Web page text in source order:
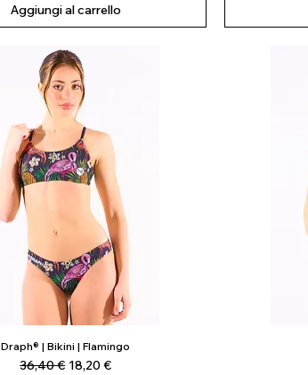
Aggiungi al carrello
Vista rapida
Draph® | Bikini | Flamingo
Prezzo regolare
36,40 € Prezzo scontato
18,20 €